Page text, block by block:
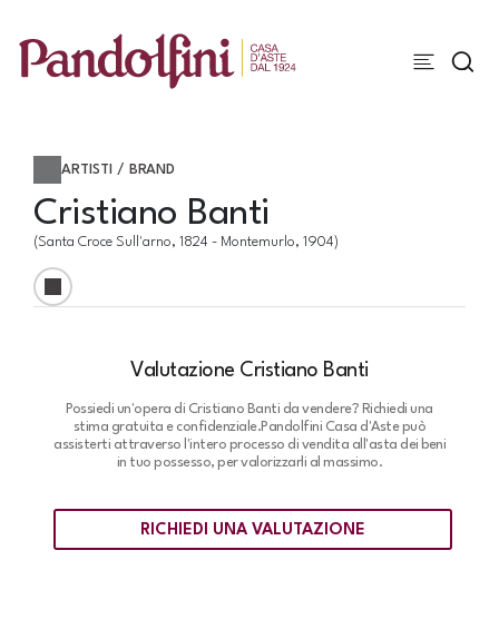
ARTISTI / BRAND
Cristiano Banti
(Santa Croce Sull'arno, 1824 - Montemurlo, 1904)
Valutazione Cristiano Banti
Possiedi un'opera di Cristiano Banti da vendere? Richiedi una
stima gratuita e confidenziale.Pandolfini Casa d'Aste può
assisterti attraverso l'intero processo di vendita all'asta dei beni
in tuo possesso, per valorizzarli al massimo.
RICHIEDI UNA VALUTAZIONE